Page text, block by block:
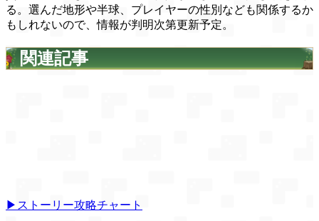
る。選んだ地形や半球、プレイヤーの性別なども関係するか
もしれないので、情報が判明次第更新予定。
関連記事
▶ストーリー攻略チャート